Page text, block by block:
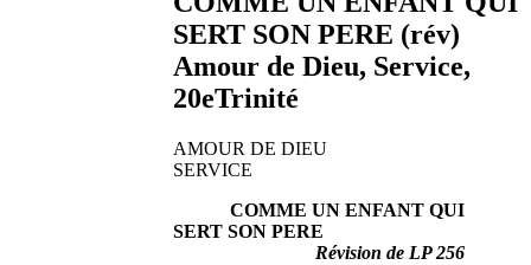
SERT SON PERE (rév)
Amour de Dieu, Service,
20eTrinité
AMOUR DE DIEU
SERVICE
COMME UN ENFANT QUI
SERT SON PERE
Révision de LP 256